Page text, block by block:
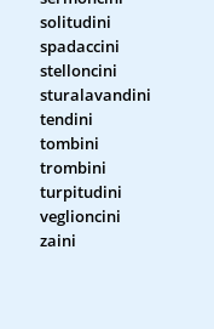
solitudini
spadaccini
stelloncini
sturalavandini
tendini
tombini
trombini
turpitudini
veglioncini
zaini